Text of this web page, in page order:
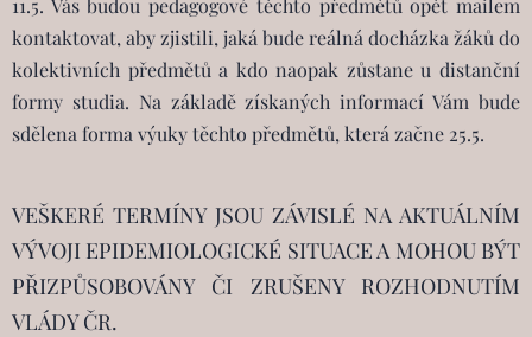
11.5. Vás budou pedagogové těchto předmětů opět mailem
kontaktovat, aby zjistili, jaká bude reálná docházka žáků do
kolektivních předmětů a kdo naopak zůstane u distanční
formy studia. Na základě získaných informací Vám bude
sdělena forma výuky těchto předmětů, která začne 25.5.
VEŠKERÉ TERMÍNY JSOU ZÁVISLÉ NA AKTUÁLNÍM
VÝVOJI EPIDEMIOLOGICKÉ SITUACE A MOHOU BÝT
PŘIZPŮSOBOVÁNY ČI ZRUŠENY ROZHODNUTÍM
VLÁDY ČR.